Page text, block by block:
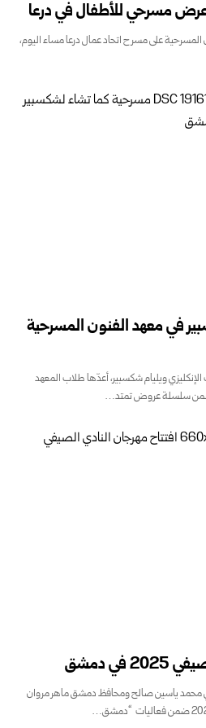
مسرحي للأطفال في درعا
على مسرح اتحاد عمال درعا مساء اليوم،
في معهد الفنون المسرحية
ويليام شكسبير، أعدّها طلاب المعهد
ضمن سلسلة عروض تمتد…
دمشق
محمد ياسين صالح ومحافظ دمشق ماهر مروان